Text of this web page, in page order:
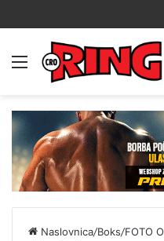
Menu
Naslovnica/Boks/FOTO